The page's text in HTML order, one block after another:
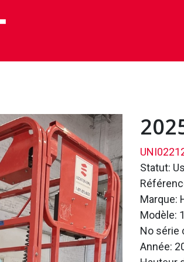
Statut:
Marque:
Modèle:
No série
Année: